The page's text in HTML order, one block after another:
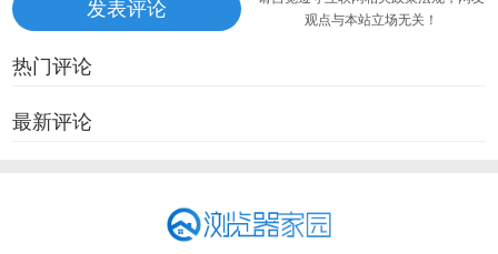
观点与本站立场无关！
热门评论
最新评论